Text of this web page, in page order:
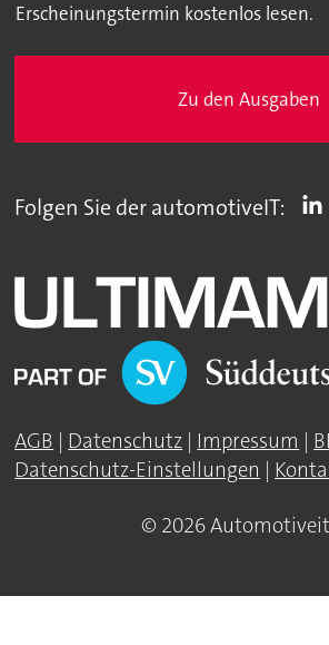
Erscheinungstermin kostenlos lesen.
Zu den Ausgaben
Folgen Sie der automotiveIT:
AGB | Datenschutz | Impressum |
Datenschutz-Einstellungen |
© 2026